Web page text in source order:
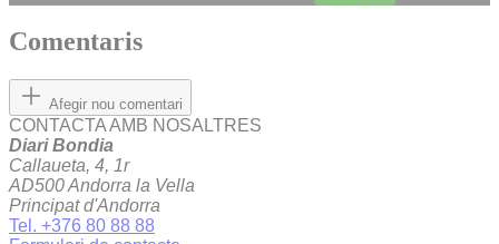
Comentaris
Afegir nou comentari
CONTACTA AMB NOSALTRES
Diari Bondia
Callaueta, 4, 1r
AD500 Andorra la Vella
Principat d'Andorra
Tel. +376 80 88 88